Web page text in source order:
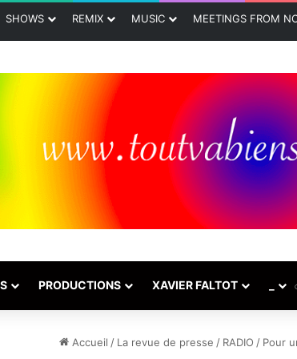
SHOWS REMIX MUSIC MEETINGS FROM
PRODUCTIONS XAVIER FALTOT
Accueil / La revue de presse / RADIO / Pour